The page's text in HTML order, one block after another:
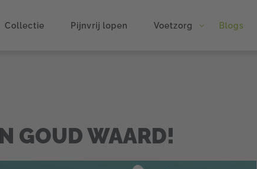
Collectie Pijnvrij lopen Voetzorg Blogs
GOUD WAARD!